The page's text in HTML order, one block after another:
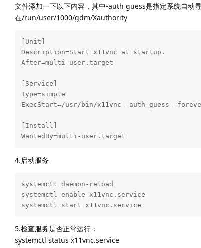
文件添加一下以下内容，其中-auth guess是指定系统自动
在/run/user/1000/gdm/Xauthority
[Unit]
Description=Start x11vnc at startup.
After=multi-user.target
[Service]
Type=simple
ExecStart=/usr/bin/x11vnc -auth guess -
[Install]
WantedBy=multi-user.target
4.启动服务
systemctl daemon-reload
systemctl enable x11vnc.service
systemctl start x11vnc.service
5.检查服务是否正常运行：
systemctl status x11vnc.service